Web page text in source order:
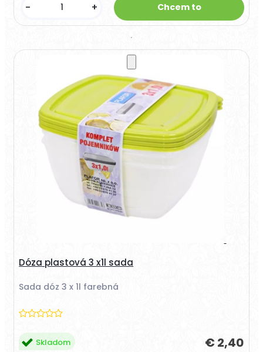
- +
Dóza plastová 3 x1l sada
Sada dóz 3 x 1l farebná
€ 2,40
Skladom